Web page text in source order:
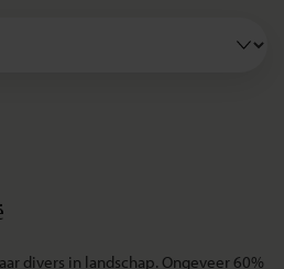
divers in landschap. Ongeveer 60%